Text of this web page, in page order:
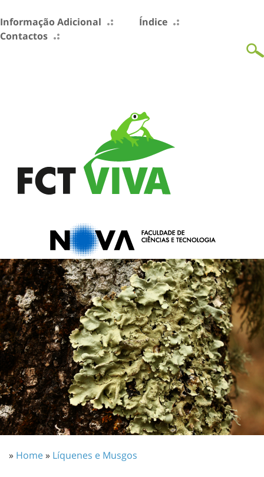
Informação Adicional
Índice
Contactos
» Home» Líquenes e Musgos